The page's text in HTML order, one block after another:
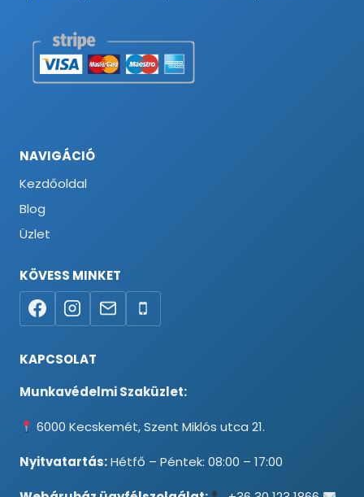
NAVIGÁCIÓ
Kezdőoldal
Blog
Üzlet
KÖVESS MINKET
KAPCSOLAT
Munkavédelmi Szaküzlet:
6000 Kecskemét, Szent Miklós utca 21.
Nyitvatartás:Hétfő – Péntek: 08:00 – 17:00